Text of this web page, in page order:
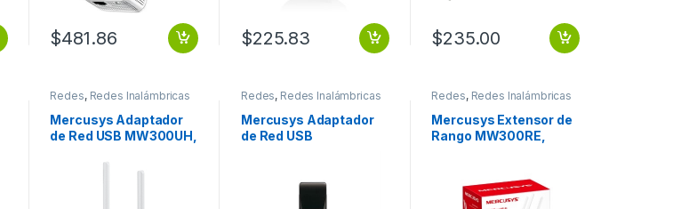
$481.86 $225.83 $235.00
Redes, Redes Inalámbricas
Mercusys Adaptador
de Red USB MW300UH,
300Mbit/s, 2.4GHz, 2
Redes, Redes Inalámbricas
Mercusys Adaptador
de Red USB
Mbit/s INALAMBRICO
N300MBPS
Redes, Redes Inalámbricas
Mercusys Extensor de
Rango MW300RE,
300MBPS/2.4GHZ